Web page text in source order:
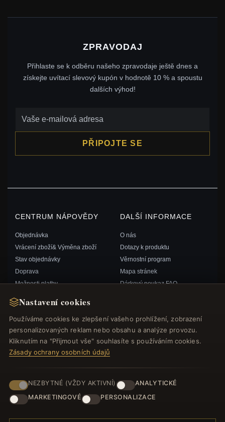
Nastavení cookies
Používáme cookies ke zlepšení vašeho prohlížení, zobrazení
personalizovaných reklam nebo obsahu a analýze provozu.
Kliknutím na "Přijmout vše" souhlasíte s používáním cookies.
Zásady ochrany osobních údajů
NEZBYTNÉ (VŽDY AKTIVNÍ)
ANALYTICKÉ
MARKETINGOVÉ
PERSONALIZACE
ZPRAVODAJ
Přihlaste se k odběru našeho zpravodaje ještě dnes a
získejte uvítací slevový kupón v hodnotě 10 % a spoustu
dalších výhod!
PŘIPOJTE SE
CENTRUM NÁPOVĚDY
Objednávka
Vrácení zboží& Výměna zboží
Stav objednávky
Doprava
Možnosti platby
Kontaktujte nás
DALŠÍ INFORMACE
O nás
Dotazy k produktu
Věrnostní program
Mapa stránek
Dárkový poukaz FAQ
RYCHLÉ ODKAZY
Nové produkty
Speciální nabídky
Blog
Recenze
Přihlásit se
SLEDUJTE NÁS